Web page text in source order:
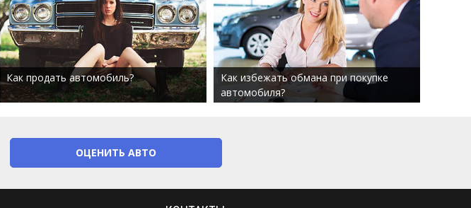
Как продать автомобиль?
Как избежать обмана при покупке
автомобиля?
ОЦЕНИТЬ АВТО